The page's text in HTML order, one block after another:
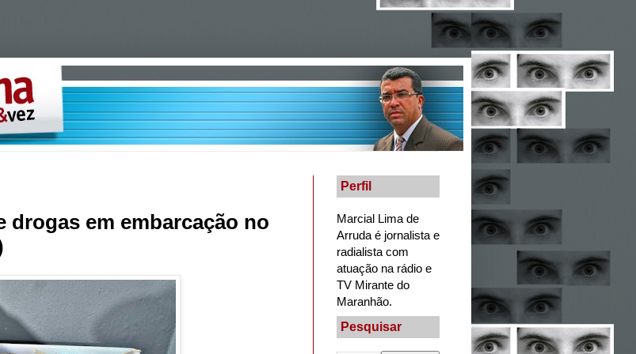
drogas em embarcação no
Perfil
Marcial Lima de
Arruda é jornalista e
radialista com
atuação na rádio e
TV Mirante do
Maranhão.
Pesquisar